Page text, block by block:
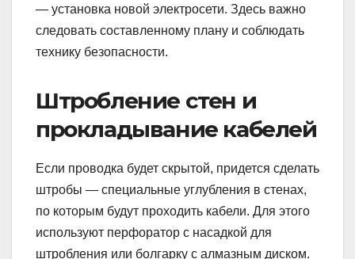
— установка новой электросети. Здесь важно
следовать составленному плану и соблюдать
технику безопасности.
Штробление стен и
прокладывание кабелей
Если проводка будет скрытой, придется сделать
штробы — специальные углубления в стенах,
по которым будут проходить кабели. Для этого
используют перфоратор с насадкой для
штробления или болгарку с алмазным диском.